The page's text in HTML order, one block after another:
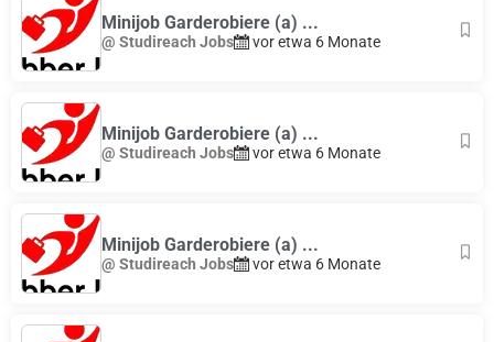
Minijob Garderobiere (a) ...
@ Studireach Jobs vor etwa 6 Monate
Minijob Garderobiere (a) ...
@ Studireach Jobs vor etwa 6 Monate
Minijob Garderobiere (a) ...
@ Studireach Jobs vor etwa 6 Monate